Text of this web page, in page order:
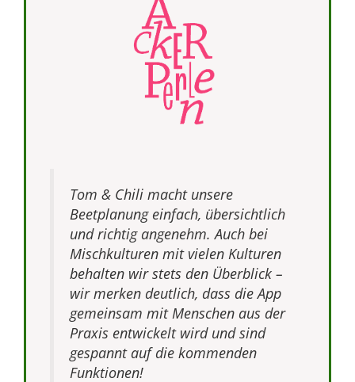
Tom & Chili macht unsere
Beetplanung einfach, übersichtlich
und richtig angenehm. Auch bei
Mischkulturen mit vielen Kulturen
behalten wir stets den Überblick –
wir merken deutlich, dass die App
gemeinsam mit Menschen aus der
Praxis entwickelt wird und sind
gespannt auf die kommenden
Funktionen!